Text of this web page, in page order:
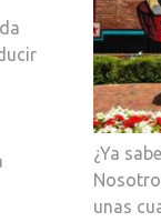
¿Ya
unas